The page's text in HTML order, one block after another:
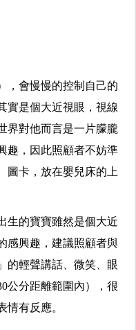
，會慢慢的控制自己的
實是個大近視眼，視線
界對他而言是一片朦朧
趣，因此照顧者不妨準
圖卡，放在嬰兒床的上
生的寶寶雖然是個大近
感興趣，建議照顧者與
的輕聲講話、微笑、眼
公分距離範圍內），很
情有反應。